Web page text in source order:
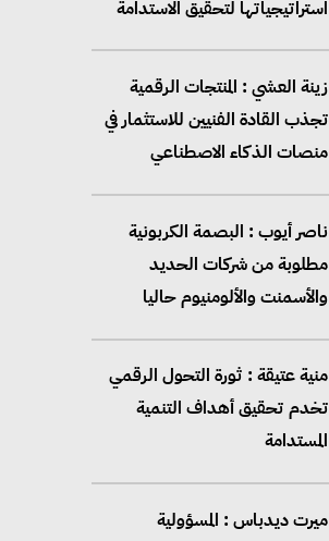
استراتيجياتها لتحقيق الاستدامة
زينة العشي : المنتجات الرقمية
تجذب القادة الفنيين للاستثمار في
منصات الذكاء الاصطناعي
ناصر أيوب : البصمة الكربونية
مطلوبة من شركات الحديد
والأسمنت والألومنيوم حاليا
منية عتيقة : ثورة التحول الرقمي
تخدم تحقيق أهداف التنمية
المستدامة
ميرت ديدباس : المسؤولية